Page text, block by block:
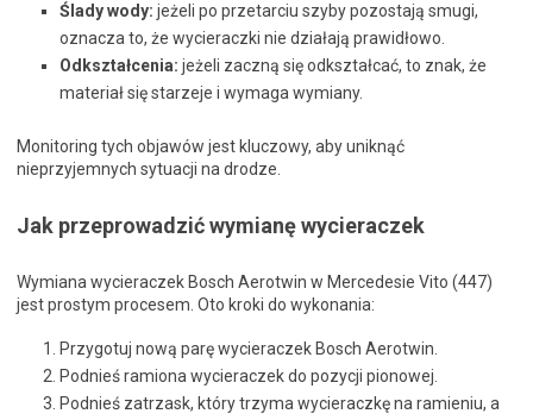
Ślady wody: jeżeli po przetarciu szyby pozostają smugi,
oznacza to, że wycieraczki nie działają prawidłowo.
Odkształcenia: jeżeli zaczną się odkształcać, to znak, że
materiał się starzeje i wymaga wymiany.
Monitoring tych objawów jest kluczowy, aby uniknąć
nieprzyjemnych sytuacji na drodze.
Jak przeprowadzić wymianę wycieraczek
Wymiana wycieraczek Bosch Aerotwin w Mercedesie Vito (447)
jest prostym procesem. Oto kroki do wykonania:
Przygotuj nową parę wycieraczek Bosch Aerotwin.
Podnieś ramiona wycieraczek do pozycji pionowej.
Podnieś zatrzask, który trzyma wycieraczkę na ramieniu, a